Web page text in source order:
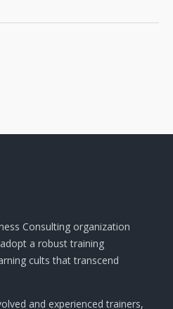
Consulting organization
a robust training
cults that transcend
and experienced trainers,